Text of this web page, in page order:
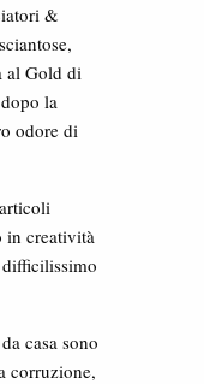
&
al Gold di
la
odore di
in creatività
casa sono
corruzione,